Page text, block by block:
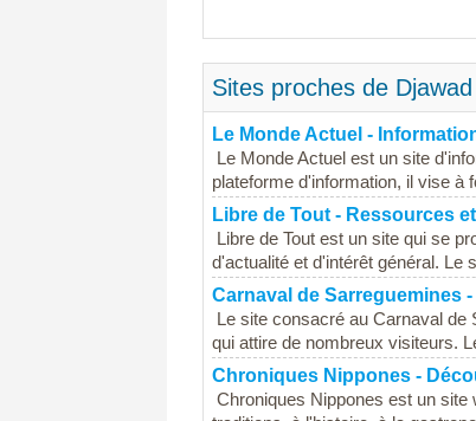
Sites proches de
Le Monde Actuel -
Le Monde Actuel est un site
plateforme d'information, il vise à
Libre de Tout - Ressources
Libre de Tout est un site qui se
d'actualité et d'intérêt général. Le
Carnaval de Sarreguemines
Le site consacré au Carnaval de
qui attire de nombreux visiteurs.
Chroniques Nippones -
Chroniques Nippones est un site